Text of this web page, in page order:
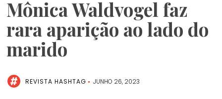
Mônica Waldvogel faz
rara aparição ao lado do
marido
REVISTA HASHTAG JUNHO 26, 2023